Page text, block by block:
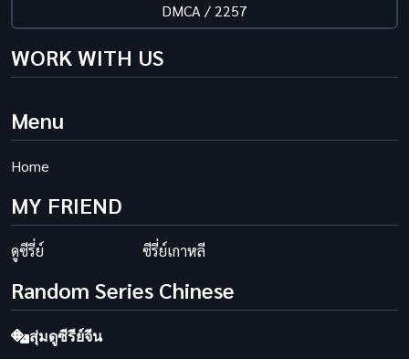
DMCA / 2257
WORK WITH US
Menu
Home
MY FRIEND
ดูซีรี่ย์ ซีรี่ย์เกาหลี
Random Series Chinese
สุ่มดูซีรีย์จีน